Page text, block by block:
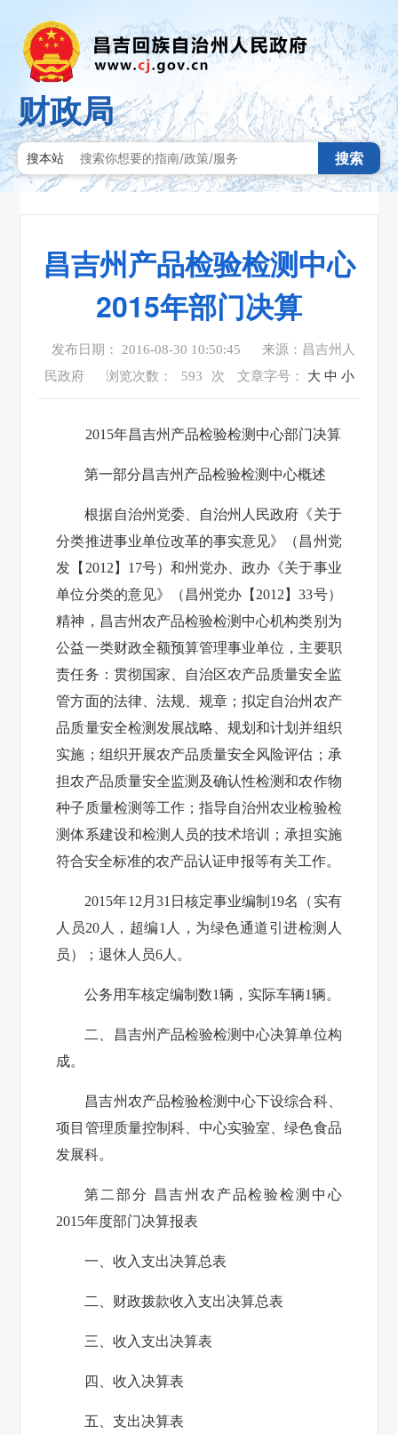
财政局
搜本站 搜索
昌吉州产品检验检测中心
2015年部门决算
发布日期： 2016-08-30 10:50:45
来源：昌吉州人
民政府
浏览次数： 593 次 文章字号： 大 中 小
2015年昌吉州产品检验检测中心部门决算
第一部分昌吉州产品检验检测中心概述
根据自治州党委、自治州人民政府《关于
分类推进事业单位改革的事实意见》（昌州党
发【2012】17号）和州党办、政办《关于事业
单位分类的意见》（昌州党办【2012】33号）
精神，昌吉州农产品检验检测中心机构类别为
公益一类财政全额预算管理事业单位，主要职
责任务：贯彻国家、自治区农产品质量安全监
管方面的法律、法规、规章；拟定自治州农产
品质量安全检测发展战略、规划和计划并组织
实施；组织开展农产品质量安全风险评估；承
担农产品质量安全监测及确认性检测和农作物
种子质量检测等工作；指导自治州农业检验检
测体系建设和检测人员的技术培训；承担实施
符合安全标准的农产品认证申报等有关工作。
2015年12月31日核定事业编制19名（实有
人员20人，超编1人，为绿色通道引进检测人
员）；退休人员6人。
公务用车核定编制数1辆，实际车辆1辆。
二、昌吉州产品检验检测中心决算单位构
成。
昌吉州农产品检验检测中心下设综合科、
项目管理质量控制科、中心实验室、绿色食品
发展科。
第二部分 昌吉州农产品检验检测中心
2015年度部门决算报表
一、收入支出决算总表
二、财政拨款收入支出决算总表
三、收入支出决算表
四、收入决算表
五、支出决算表